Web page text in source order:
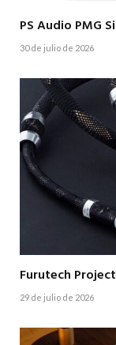
PS Audio PMG
30 de julio de 2026
Furutech
29 de julio de 2026